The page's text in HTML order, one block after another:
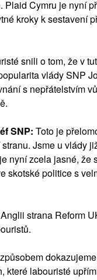
Plaid Cymru je nyní
kroky k sestavení
snili o tom, že v
vlády SNP
s nepřátelstvím
SNP: Toto je
Jsme u vlády
nyní zcela jasné, že
skotské politice s
strana Reform
které labouristé